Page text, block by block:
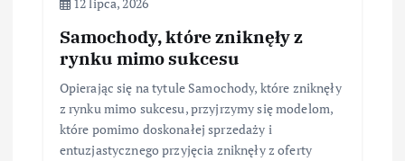
Samochody, które zniknęły z
rynku mimo sukcesu
Opierając się na tytule Samochody, które zniknęły
z rynku mimo sukcesu, przyjrzymy się modelom,
które pomimo doskonałej sprzedaży i
entuzjastycznego przyjęcia zniknęły z oferty